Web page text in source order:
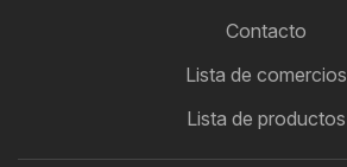
Contacto
Lista de comercios
Lista de productos